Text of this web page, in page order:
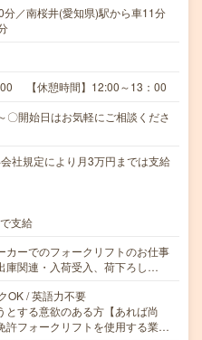
／南桜井(愛知県)駅から車11分
【休憩時間】12:00～13：00
開始日はお気軽にご相談くださ
社規定により月3万円までは支給
支給
カーでのフォークリフトのお仕事
庫関連・入荷受入、荷下ろし…
OK / 英語力不要
とする意欲のある方【あれば尚
許フォークリフトを使用する業…